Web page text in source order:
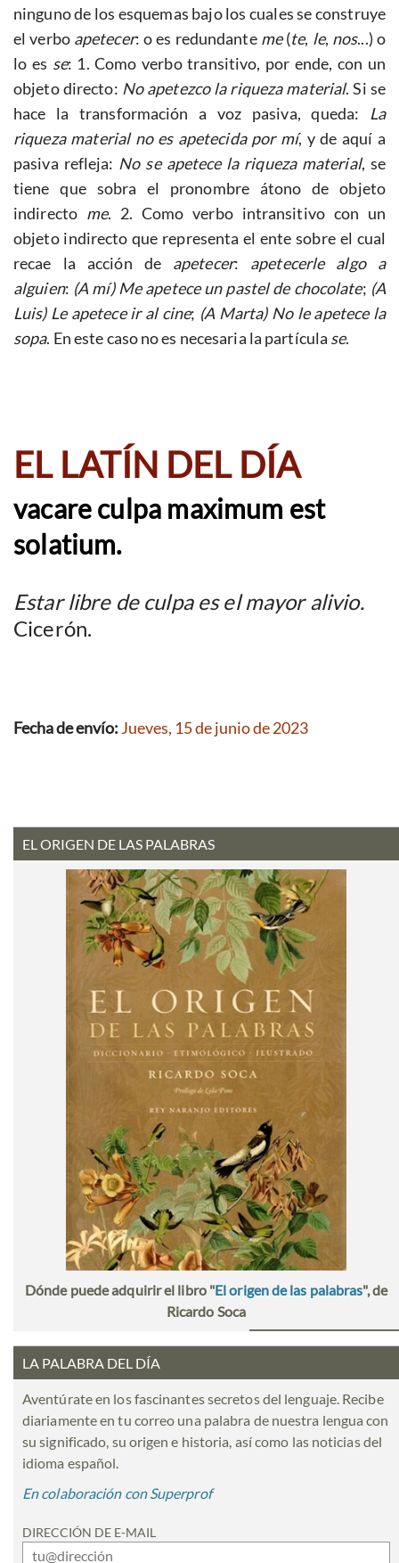
ninguno de los esquemas bajo los cuales se construye
el verbo apetecer: o es redundante me(te, le, nos...) o
lo es se: 1. Como verbo transitivo, por ende, con un
objeto directo: No apetezco la riqueza material. Si se
hace la transformación a voz pasiva, queda:
La
riqueza material no es apetecida por mí, y de aquí a
pasiva refleja: No se apetece la riqueza material, se
tiene que sobra el pronombre átono de objeto
indirecto me. 2. Como verbo intransitivo con un
objeto indirecto que representa el ente sobre el cual
recae la acción de apetecer: apetecerle algo a
alguien: (A mí) Me apetece un pastel de chocolate; (A
Luis) Le apetece ir al cine; (A Marta) No le apetece la
sopa. En este caso no es necesaria la partícula se.
EL LATÍN DEL DÍA
vacare culpa maximum est
solatium.
Estar libre de culpa es el mayor alivio.
Cicerón.
Fecha de envío: Jueves, 15 de junio de 2023
EL ORIGEN DE LAS PALABRAS
Dónde puede adquirir el libro "El origen de las palabras", de
Ricardo Soca
LA PALABRA DEL DÍA
Aventúrate en los fascinantes secretos del lenguaje. Recibe
diariamente en tu correo una palabra de nuestra lengua con
su significado, su origen e historia, así como las noticias del
idioma español.
En colaboración con Superprof
DIRECCIÓN DE E-MAIL